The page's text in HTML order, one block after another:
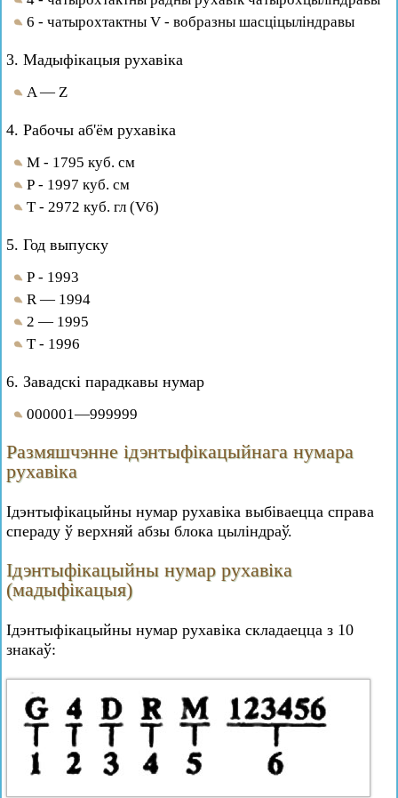
6 - чатырохтактны V - вобразны шасціцыліндравы
3. Мадыфікацыя рухавіка
A — Z
4. Рабочы аб'ём рухавіка
М - 1795 куб. см
Р - 1997 куб. см
Т - 2972 куб. гл (V6)
5. Год выпуску
Р - 1993
R — 1994
2 — 1995
Т - 1996
6. Завадскі парадкавы нумар
000001—999999
Размяшчэнне ідэнтыфікацыйнага нумара
рухавіка
Ідэнтыфікацыйны нумар рухавіка выбіваецца справа
спераду ў верхняй абзы блока цыліндраў.
Ідэнтыфікацыйны нумар рухавіка
(мадыфікацыя)
Ідэнтыфікацыйны нумар рухавіка складаецца з 10
знакаў: